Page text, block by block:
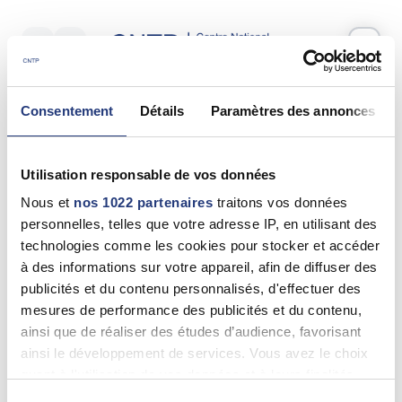
Consentement Détails Paramètres des annonces
Utilisation responsable de vos données
Nous et nos 1022 partenaires traitons vos données
personnelles, telles que votre adresse IP, en utilisant des
technologies comme les cookies pour stocker et accéder
à des informations sur votre appareil, afin de diffuser des
publicités et du contenu personnalisés, d'effectuer des
mesures de performance des publicités et du contenu,
ainsi que de réaliser des études d’audience, favorisant
ainsi le développement de services. Vous avez le choix
Votre test psychotechnique
Jeudi 27 Aout 2026à10:45
Nom *
Prénom(s) *
Email *